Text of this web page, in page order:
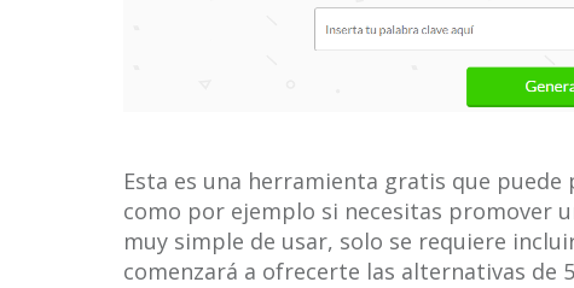
Esta es una herramienta gratis que
como por ejemplo si necesitas promover
muy simple de usar, solo se requiere
comenzará a ofrecerte las alternativas de